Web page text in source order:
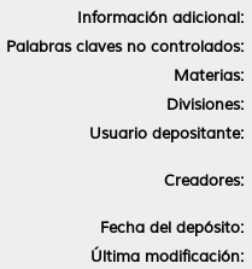
Información adicional:
Palabras claves no controlados:
Materias:
Divisiones:
Usuario depositante:
Creadores:
Fecha del depósito:
Última modificación: